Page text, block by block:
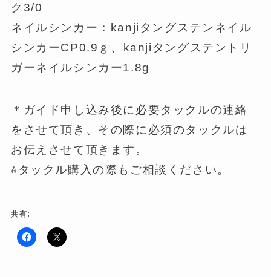
ク3/0
ネイルシンカー：kanjiタングステンネイル
シンカーCP0.9ｇ、kanjiタングステントリ
ガーネイルシンカー1.8g
＊ガイド申し込み後に必要タックルの連絡
をさせて頂き、その際に必須のタックルは
お伝えさせて頂きます。
⁂タックル購入の際もご相談ください。
共有:
F ク